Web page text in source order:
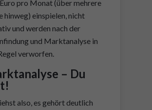
pro Monat (über mehrere
hinweg) einspielen, nicht
und werden nach der
und Marktanalyse in
verworfen.
– Du
also, es gehört deutlich